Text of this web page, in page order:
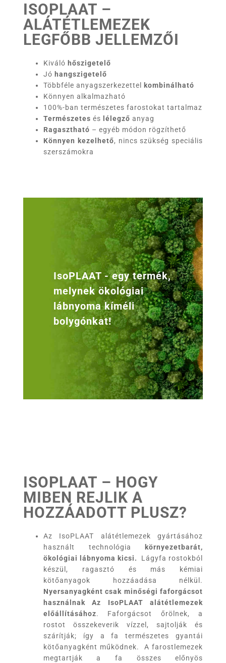
ISOPLAAT –
ALÁTÉTLEMEZEK
LEGFŐBB JELLEMZŐI
Kiváló hőszigetelő
Jó hangszigetelő
Többféle anyagszerkezettel
kombinálható
Könnyen alkalmazható
100%-ban természetes farostokat tartalmaz
Természetes és lélegző anyag
Ragasztható – egyéb módon rögzíthető
Könnyen kezelhető, nincs szükség speciális
szerszámokra
IsoPLAAT - egy termék,
melynek ökológiai
lábnyoma kíméli
bolygónkat!
ISOPLAAT – HOGY
MIBEN REJLIK A
HOZZÁADOTT PLUSZ?
Az IsoPLAAT alátétlemezek gyártásához
használt technológia
környezetbarát,
ökológiai lábnyoma kicsi.
Lágyfa rostokból
készül, ragasztó és más kémiai
kötőanyagok hozzáadása nélkül.
Nyersanyagként csak minőségi faforgácsot
használnak Az IsoPLAAT alátétlemezek
előállításához. Faforgácsot őrölnek, a
rostot összekeverik vízzel, sajtolják és
szárítják; így a fa természetes gyantái
kötőanyagként működnek. A farostlemezek
megtartják a fa összes előnyös